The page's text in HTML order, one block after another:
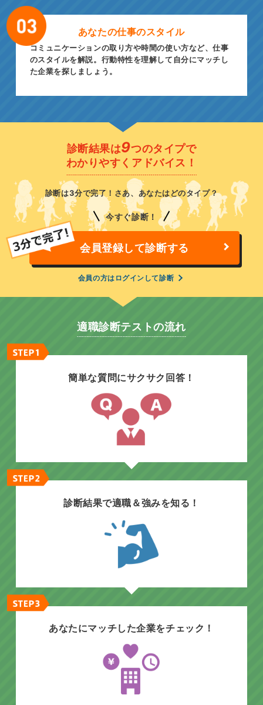
あなたの仕事のスタイル
コミュニケーションの取り方や時間の使い方など、仕事
のスタイルを解説。行動特性を理解して自分にマッチし
た企業を探しましょう。
診断結果は9つのタイプで
わかりやすくアドバイス！
診断は3分で完了！さあ、あなたはどのタイプ？
今すぐ診断！
会員登録して診断する
会員の方はログインして診断
適職診断テストの流れ
簡単な質問にサクサク回答！
診断結果で適職＆強みを知る！
あなたにマッチした企業をチェック！